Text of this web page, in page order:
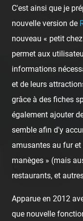
🤮 Sick
‹
Comments
C'est ainsi que je
nouvelle version de
nouveau « petit
permet aux
informations
et de leurs
grâce à des fiches
également ajouter
semble afin d'y
amusantes au fur
manèges » (mais
restaurants, et
Apparue en 2012
que nouvelle